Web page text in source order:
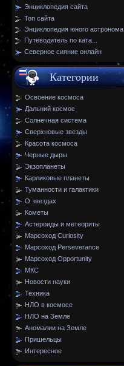
Энциклопедия сайта
Топ сайта
Энциклопедия юного астронома
Путеводитель по ката...
Северное сияние онлайн
Категории
Освоение космоса
Дальний космос
Солнечная система
Сверхновые звезды
Красота космоса
Черные дыры
Экзопланеты
Карликовые планеты
Туманности и галактики
О звездах
Кометы
Астероиды и метеориты
Марсоход Curiosity
Марсоход Perseverance
Марсоход Opportunity
МКС
Новости науки
Техника
НЛО в космосе
НЛО на Земле
Аномалии на Земле
Пришельцы
Интересное